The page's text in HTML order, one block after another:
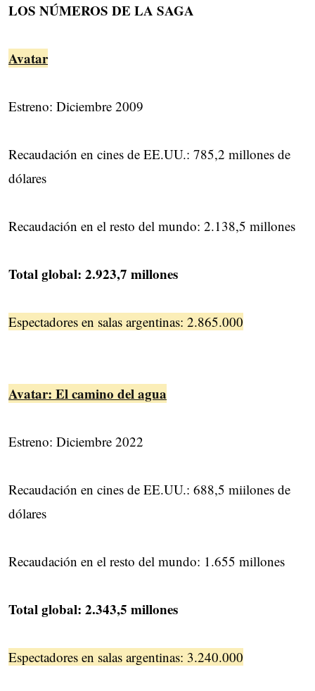
LOS NÚMEROS DE LA SAGA
Avatar
Estreno: Diciembre 2009
Recaudación en cines de EE.UU.: 785,2 millones de
dólares
Recaudación en el resto del mundo: 2.138,5 millones
Total global: 2.923,7 millones
Espectadores en salas argentinas: 2.865.000
Avatar: El camino del agua
Estreno: Diciembre 2022
Recaudación en cines de EE.UU.: 688,5 miilones de
dólares
Recaudación en el resto del mundo: 1.655 millones
Total global: 2.343,5 millones
Espectadores en salas argentinas: 3.240.000